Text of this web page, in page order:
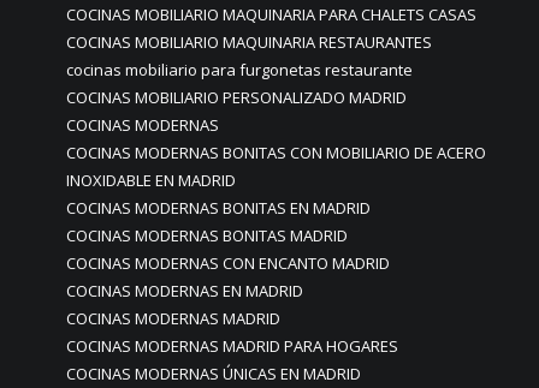
COCINAS MOBILIARIO MAQUINARIA PARA CHALETS CASAS
COCINAS MOBILIARIO MAQUINARIA RESTAURANTES
cocinas mobiliario para furgonetas restaurante
COCINAS MOBILIARIO PERSONALIZADO MADRID
COCINAS MODERNAS
COCINAS MODERNAS BONITAS CON MOBILIARIO DE ACERO
INOXIDABLE EN MADRID
COCINAS MODERNAS BONITAS EN MADRID
COCINAS MODERNAS BONITAS MADRID
COCINAS MODERNAS CON ENCANTO MADRID
COCINAS MODERNAS EN MADRID
COCINAS MODERNAS MADRID
COCINAS MODERNAS MADRID PARA HOGARES
COCINAS MODERNAS ÚNICAS EN MADRID